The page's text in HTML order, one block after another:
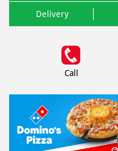
Delivery
Call
FREQUENTLY